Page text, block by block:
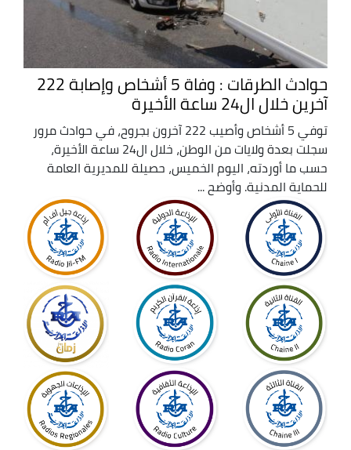
حوادث الطرقات : وفاة 5 أشخاص وإصابة 222
آخرين خلال ال24 ساعة الأخيرة
توفي 5 أشخاص وأصيب 222 آخرون بجروح، في حوادث مرور
سجلت بعدة ولايات من الوطن، خلال ال24 ساعة الأخيرة،
حسب ما أوردته، اليوم الخميس، حصيلة للمديرية العامة
للحماية المدنية. وأوضح ...
Afficher
plus